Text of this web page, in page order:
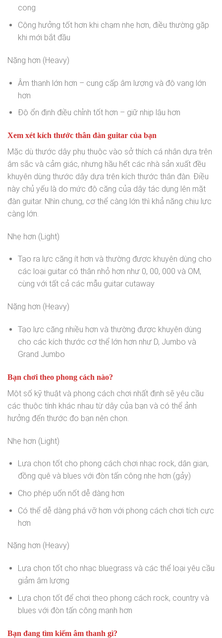
cong
Cộng hưởng tốt hơn khi chạm nhẹ hơn, điều thường gặp
khi mới bắt đầu
Nặng hơn (Heavy)
Âm thanh lớn hơn – cung cấp âm lượng và độ vang lớn
hơn
Độ ổn định điều chỉnh tốt hơn – giữ nhịp lâu hơn
Xem xét kích thước thân đàn guitar của bạn
Mặc dù thước dây phụ thuộc vào sở thích cá nhân dựa trên
âm sắc và cảm giác, nhưng hầu hết các nhà sản xuất đều
khuyên dùng thước dây dựa trên kích thước thân đàn. Điều
này chủ yếu là do mức độ căng của dây tác dụng lên mặt
đàn guitar. Nhìn chung, cơ thể càng lớn thì khả năng chịu lực
càng lớn.
Nhẹ hơn (Light)
Tạo ra lực căng ít hơn và thường được khuyên dùng cho
các loại guitar có thân nhỏ hơn như 0, 00, 000 và OM,
cùng với tất cả các mẫu guitar cutaway
Nặng hơn (Heavy)
Tạo lực căng nhiều hơn và thường được khuyên dùng
cho các kích thước cơ thể lớn hơn như D, Jumbo và
Grand Jumbo
Bạn chơi theo phong cách nào?
Một số kỹ thuật và phong cách chơi nhất định sẽ yêu cầu
các thuộc tính khác nhau từ dây của bạn và có thể ảnh
hưởng đến thước đo bạn nên chọn.
Nhẹ hơn (Light)
Lựa chọn tốt cho phong cách chơi nhạc rock, dân gian,
đồng quê và blues với đòn tấn công nhẹ hơn (gảy)
Cho phép uốn nốt dễ dàng hơn
Có thể dễ dàng phá vỡ hơn với phong cách chơi tích cực
hơn
Nặng hơn (Heavy)
Lựa chọn tốt cho nhạc bluegrass và các thể loại yêu cầu
giảm âm lượng
Lựa chọn tốt để chơi theo phong cách rock, country và
blues với đòn tấn công mạnh hơn
Bạn đang tìm kiếm âm thanh gì?